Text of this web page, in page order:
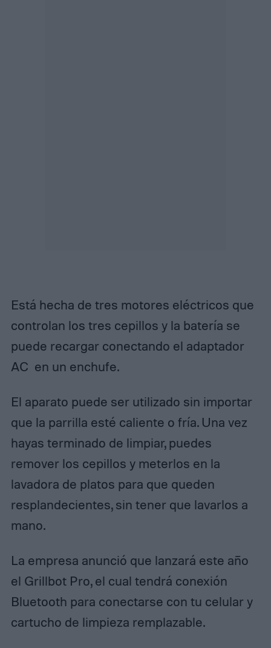
Está hecha de tres motores eléctricos que
controlan los tres cepillos y la batería se
puede recargar conectando el adaptador
AC en un enchufe.
El aparato puede ser utilizado sin importar
que la parrilla esté caliente o fría. Una vez
hayas terminado de limpiar, puedes
remover los cepillos y meterlos en la
lavadora de platos para que queden
resplandecientes, sin tener que lavarlos a
mano.
La empresa anunció que lanzará este año
el Grillbot Pro, el cual tendrá conexión
Bluetooth para conectarse con tu celular y
cartucho de limpieza remplazable.